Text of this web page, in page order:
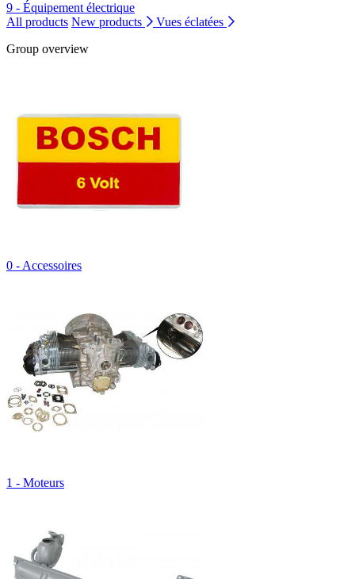
9 - Équipement électrique
All products New products
Vues éclatées
Group overview
0 - Accessoires
1 - Moteurs